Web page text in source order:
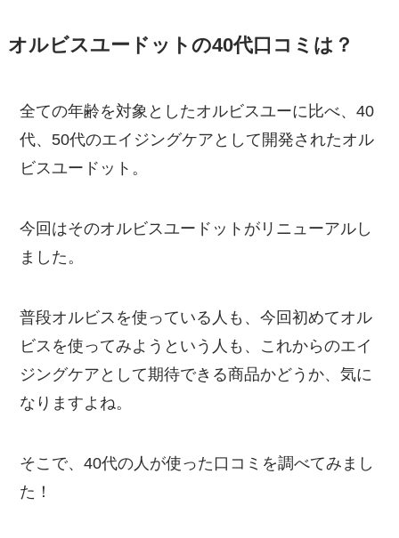
オルビスユードットの40代口コミは？
全ての年齢を対象としたオルビスユーに比べ、40
代、50代のエイジングケアとして開発されたオル
ビスユードット。
今回はそのオルビスユードットがリニューアルし
ました。
普段オルビスを使っている人も、今回初めてオル
ビスを使ってみようという人も、これからのエイ
ジングケアとして期待できる商品かどうか、気に
なりますよね。
そこで、40代の人が使った口コミを調べてみまし
た！